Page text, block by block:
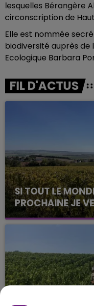
lesquelles Bérangère
circonscription de
Elle est nommée
biodiversité auprès de
Ecologique Barbara
FIL D'ACTUS
SI TOUT LE
PROCHAINE JE
La vendange en
août dans la